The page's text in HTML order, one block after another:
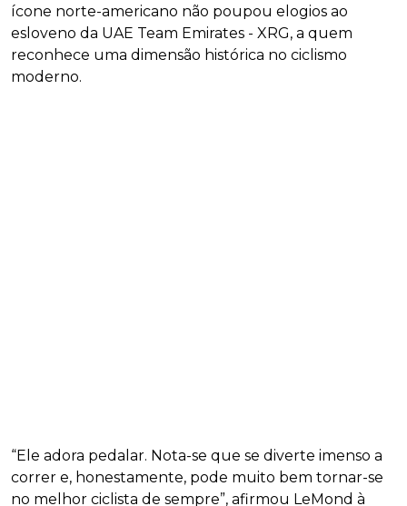
ícone norte-americano não poupou elogios ao
esloveno da UAE Team Emirates - XRG, a quem
reconhece uma dimensão histórica no ciclismo
moderno.
“Ele adora pedalar. Nota-se que se diverte imenso a
correr e, honestamente, pode muito bem tornar-se
no melhor ciclista de sempre”, afirmou LeMond à